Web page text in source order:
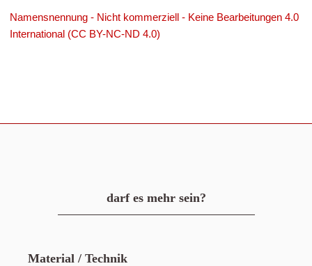
Namensnennung - Nicht kommerziell - Keine Bearbeitungen 4.0
International (CC BY-NC-ND 4.0)
darf es mehr sein?
Material / Technik